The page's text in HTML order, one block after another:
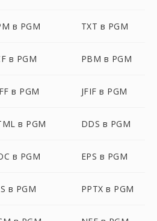
в PGM TXT в PGM
в PGM PBM в PGM
в PGM JFIF в PGM
в PGM DDS в PGM
в PGM EPS в PGM
в PGM PPTX в PGM